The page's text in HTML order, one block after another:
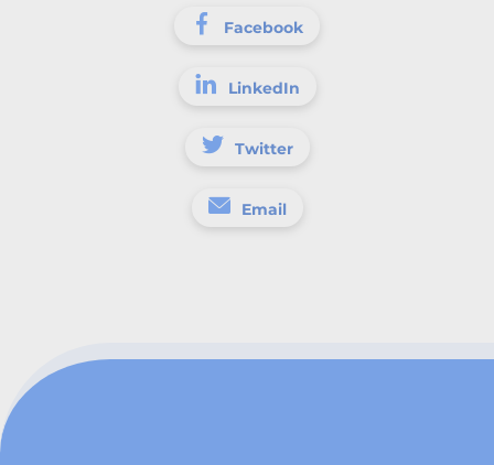
Facebook
LinkedIn
Twitter
Email